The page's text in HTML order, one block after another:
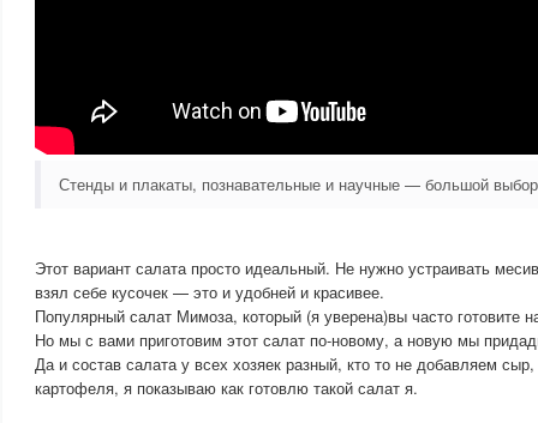
Стенды и плакаты, познавательные и научные — большой
Этот вариант салата просто идеальный. Не нужно устраивать
взял себе кусочек — это и удобней и красивее.
Популярный салат Мимоза, который (я уверена)вы часто готовите
Но мы с вами приготовим этот салат по-новому, а новую мы
Да и состав салата у всех хозяек разный, кто то не добавляем сыр,
картофеля, я показываю как готовлю такой салат я.